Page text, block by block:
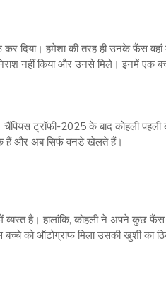
कर दिया। हमेशा की तरह ही उनके फैंस वहां
नहीं किया और उनसे मिले। इनमें एक
ट्रॉफी-2025 के बाद कोहली पहली
हैं और अब सिर्फ वनडे खेलते हैं।
व्यस्त है। हालांकि, कोहली ने अपने कुछ
को ऑटोग्राफ मिला उसकी खुशी का